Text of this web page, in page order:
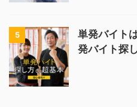
5
単発バイト
発バイト探